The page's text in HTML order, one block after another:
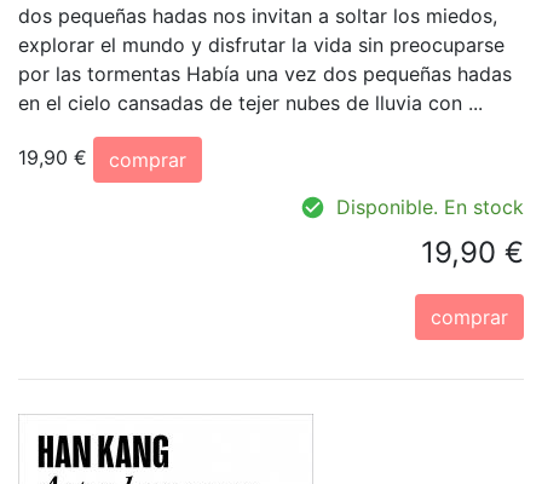
dos pequeñas hadas nos invitan a soltar los miedos,
explorar el mundo y disfrutar la vida sin preocuparse
por las tormentas Había una vez dos pequeñas hadas
en el cielo cansadas de tejer nubes de lluvia con ...
19,90 €
comprar
Disponible. En stock
19,90 €
comprar